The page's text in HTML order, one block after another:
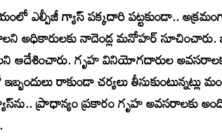
ఎల్పీజీ గ్యాస్ పక్కదారి పట్టకుండా..
అధికారులకు నాదెండ్ల మనోహర్
ఆదేశించారు. గృహ వినియోగదారుల
రాకుండా చర్యలు తీసుకుంటున్నట్లు
ప్రాధాన్యం ప్రకారం గృహ అవసరాలకు